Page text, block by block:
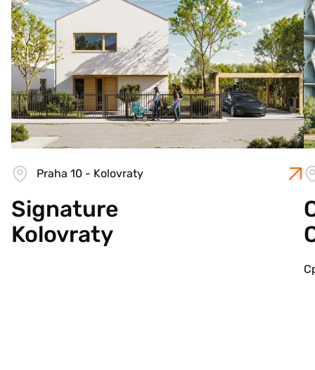
Praha 10 - Kolovraty
Signature
Kolovraty